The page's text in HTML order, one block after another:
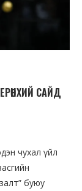
САЙД
чухал үйл
буюу